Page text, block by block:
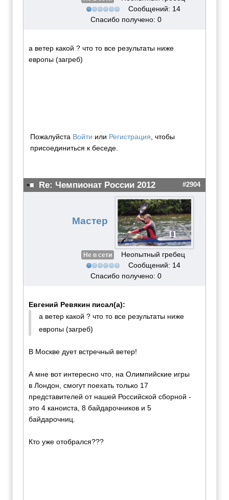
Сообщений: 14
Спасибо получено: 0
а ветер какой ? что то все результаты ниже
европы (загреб)
Пожалуйста Войти или Регистрация, чтобы
присоединиться к беседе.
Re: Чемпионат России 2012 #2904
Мастер
Не в сети
Неопытный гребец
Сообщений: 14
Спасибо получено: 0
Евгений Ревякин писал(а):
а ветер какой ? что то все результаты ниже
европы (загреб)
В Москве дует встречный ветер!
А мне вот интересно что, на Олимпийские игры
в Лондон, смогут поехать только 17
представителей от нашей Российской сборной -
это 4 каноиста, 8 байдарочников и 5
байдарочниц.
Кто уже отобрался???